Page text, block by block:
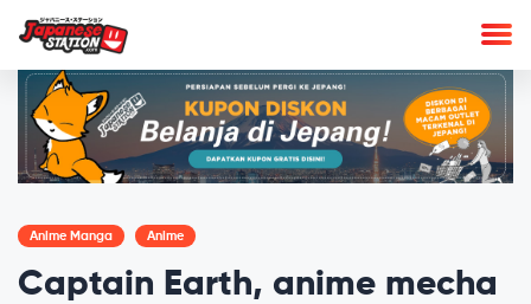
Anime Manga Anime
Captain Earth, anime mecha